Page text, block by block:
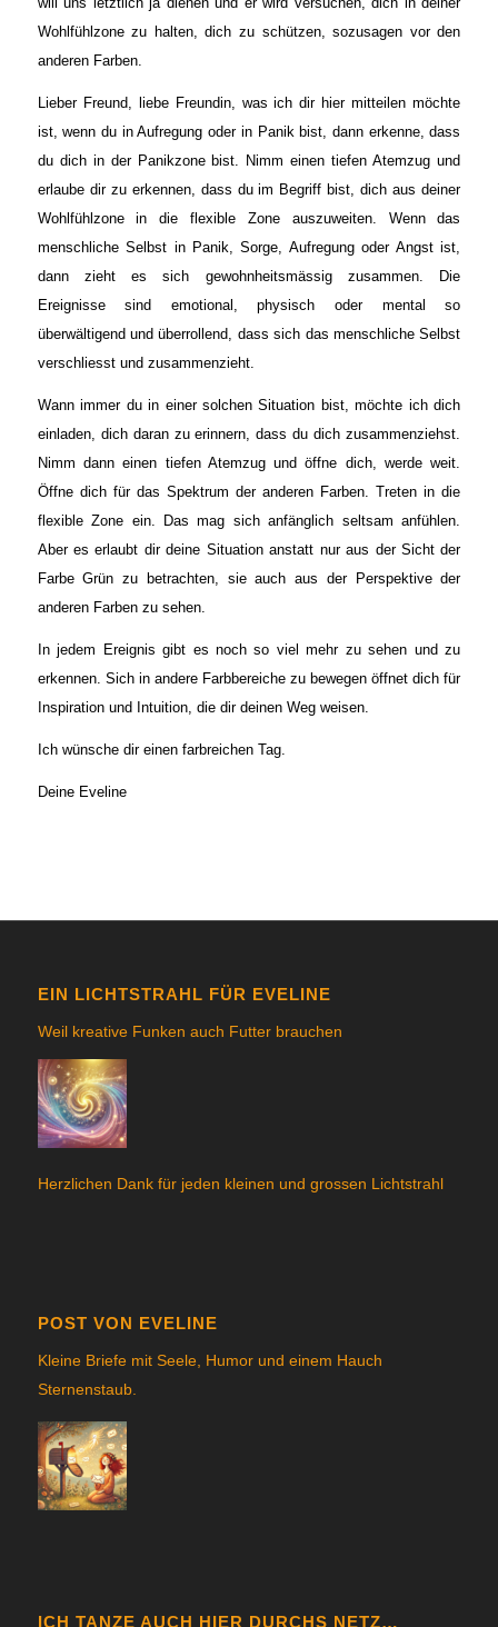
Wohlfühlzone zu halten, dich zu schützen, sozusagen vor den
anderen Farben.
Lieber Freund, liebe Freundin, was ich dir hier mitteilen möchte
ist, wenn du in Aufregung oder in Panik bist, dann erkenne, dass
du dich in der Panikzone bist. Nimm einen tiefen Atemzug und
erlaube dir zu erkennen, dass du im Begriff bist, dich aus deiner
Wohlfühlzone in die flexible Zone auszuweiten. Wenn das
menschliche Selbst in Panik, Sorge, Aufregung oder Angst ist,
dann zieht es sich gewohnheitsmässig zusammen. Die
Ereignisse sind emotional, physisch oder mental so
überwältigend und überrollend, dass sich das menschliche Selbst
verschliesst und zusammenzieht.
Wann immer du in einer solchen Situation bist, möchte ich dich
einladen, dich daran zu erinnern, dass du dich zusammenziehst.
Nimm dann einen tiefen Atemzug und öffne dich, werde weit.
Öffne dich für das Spektrum der anderen Farben. Treten in die
flexible Zone ein. Das mag sich anfänglich seltsam anfühlen.
Aber es erlaubt dir deine Situation anstatt nur aus der Sicht der
Farbe Grün zu betrachten, sie auch aus der Perspektive der
anderen Farben zu sehen.
In jedem Ereignis gibt es noch so viel mehr zu sehen und zu
erkennen. Sich in andere Farbbereiche zu bewegen öffnet dich für
Inspiration und Intuition, die dir deinen Weg weisen.
Ich wünsche dir einen farbreichen Tag.
Deine Eveline
EIN LICHTSTRAHL FÜR EVELINE
Weil kreative Funken auch Futter brauchen
Herzlichen Dank für jeden kleinen und grossen Lichtstrahl
POST VON EVELINE
Kleine Briefe mit Seele, Humor und einem Hauch
Sternenstaub.
ICH TANZE AUCH HIER DURCHS NETZ…